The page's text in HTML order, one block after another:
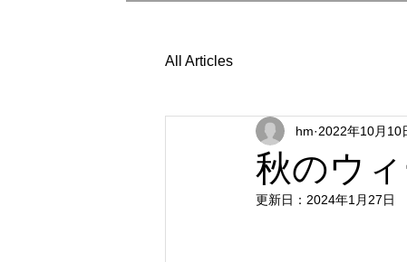
All Articles
秋のウ
hm 2022年10月10
更新日： 2024年1月27日